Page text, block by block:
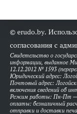
© erudo.by.
согласования с
Свидетельство о
информации, выданное
12.12.2012 № 1593
Юридический адрес:
Почтовый адрес:
включения сведений об
Режим работы: Пн-Пт —
оплаты: безналичный
отправки и доставки